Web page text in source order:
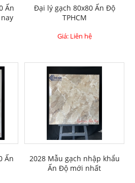
Ấn
Đại lý gạch 80x80 Ấn Độ
TPHCM
Giá: Liên hệ
Ấn
2028 Mẫu gạch nhập khẩu
Ấn Độ mới nhất